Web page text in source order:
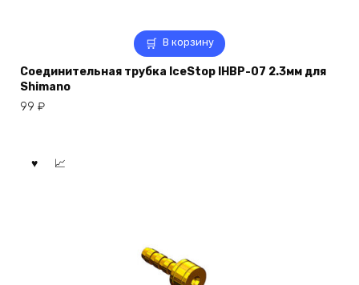
В корзину
Соединительная трубка IceStop IHBP-07 2.3мм для
Shimano
99 ₽